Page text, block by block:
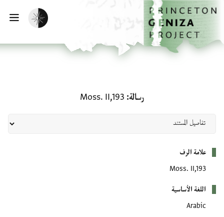
إلى المحتوى الرئيسي
الرئيسية
تفعيل الوضع المظلم
رسالة Moss. II,193
علامة الرف
Moss. II,193
اللغة الأساسية
Arabic